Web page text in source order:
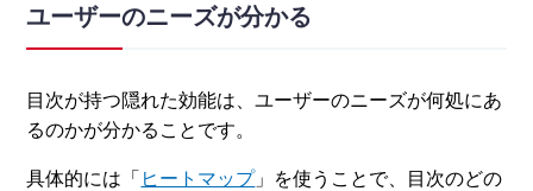
ユーザーのニーズが分かる
目次が持つ隠れた効能は、ユーザーのニーズが何処にあ
るのかが分かることです。
具体的には「 ヒートマップ」を使うことで、目次のどの